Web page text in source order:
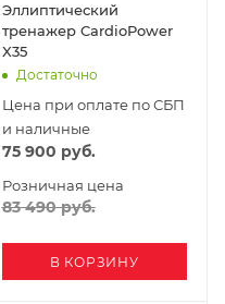
Эллиптический
тренажер CardioPower
X35
Достаточно
Цена при оплате по СБП
и наличные
75 900 руб.
Розничная цена
83 490руб.
В КОРЗИНУ